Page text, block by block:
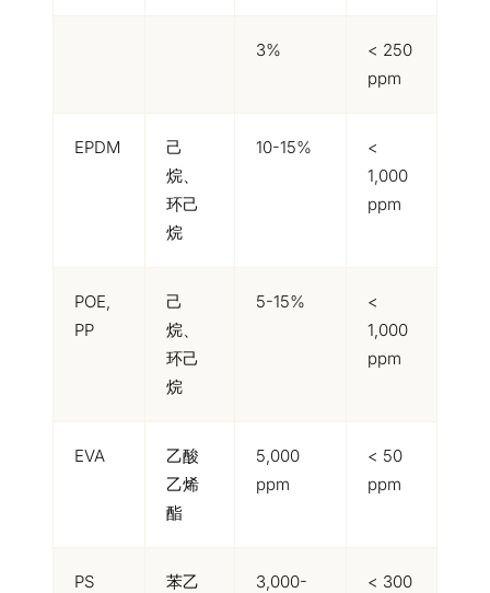
3%
< 250
ppm
EPDM
己
烷、
环己
烷
10-15%
<
1,000
ppm
POE,
PP
己
烷、
环己
烷
5-15%
<
1,000
ppm
EVA
乙酸
乙烯
酯
5,000
ppm
< 50
ppm
PS
苯乙
3,000-
< 300